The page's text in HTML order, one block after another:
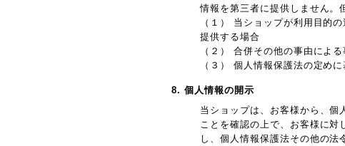
情報を第三者に提供しません。
（１） 当ショップが利用目的
提供する場合
（２） 合併その他の事由によ
（３） 個人情報保護法の定め
8. 個人情報の開示
当ショップは、お客様から、個
ことを確認の上で、お客様に対
し、個人情報保護法その他の法